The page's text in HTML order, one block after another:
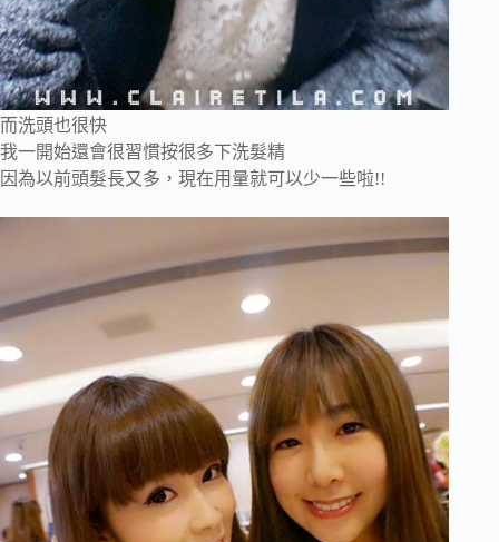
而洗頭也很快
我一開始還會很習慣按很多下洗髮精
因為以前頭髮長又多，現在用量就可以少一些啦!!